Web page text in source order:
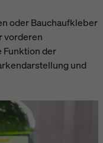
oder Bauchaufkleber
vorderen
Funktion der
und